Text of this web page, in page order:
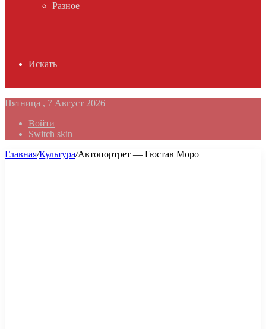
Разное
Искать
Пятница , 7 Август 2026
Войти
Switch skin
Главная/Культура/Автопортрет — Гюстав Моро